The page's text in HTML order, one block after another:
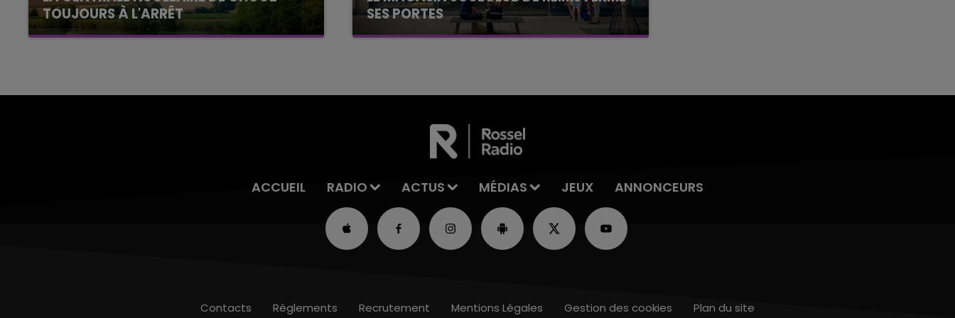
TOUJOURS À L'ARRÊT
Cela fait déjà une semaine que la centrale
SES PORTES
C'était l'une des institutions du centre-ville
ACCUEIL RADIO ACTUS MÉDIAS JEUX ANNONCEURS
Contacts Règlements Recrutement Mentions Légales Gestion des cookies Plan du site